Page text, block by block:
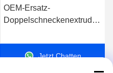
OEM-Ersatz-
Doppelschneckenextruder-
globale Extrusionssysteme
Jetzt Chatten